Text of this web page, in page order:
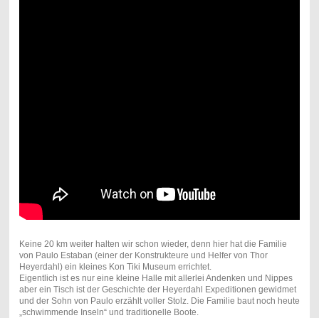
Keine 20 km weiter halten wir schon wieder, denn hier hat die Familie
von Paulo Estaban (einer der Konstrukteure und Helfer von Thor
Heyerdahl) ein kleines Kon Tiki Museum errichtet.
Eigentlich ist es nur eine kleine Halle mit allerlei Andenken und Nippes
aber ein Tisch ist der Geschichte der Heyerdahl Expeditionen gewidmet
und der Sohn von Paulo erzählt voller Stolz. Die Familie baut noch heute
„schwimmende Inseln“ und traditionelle Boote.